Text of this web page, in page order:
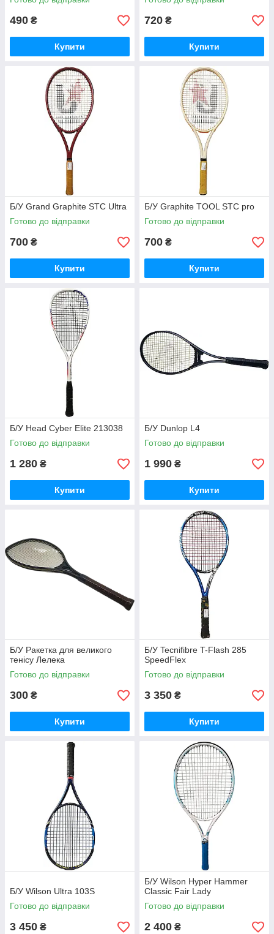
490 ₴
Купити
720 ₴
Купити
Б/У Grand Graphite STC Ultra
Готово до відправки
700 ₴
Купити
Б/У Graphite TOOL STC pro
Готово до відправки
700 ₴
Купити
Б/У Head Cyber Elite 213038
Готово до відправки
1 280 ₴
Купити
Б/У Dunlop L4
Готово до відправки
1 990 ₴
Купити
Б/У Ракетка для великого
тенісу Лелека
Готово до відправки
300 ₴
Купити
Б/У Tecnifibre T-Flash 285
SpeedFlex
Готово до відправки
3 350 ₴
Купити
Б/У Wilson Ultra 103S
Готово до відправки
3 450 ₴
Б/У Wilson Hyper Hammer
Classic Fair Lady
Готово до відправки
2 400 ₴